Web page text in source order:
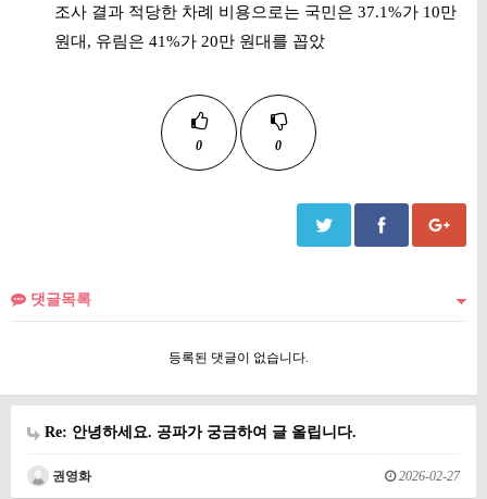
조사 결과 적당한 차례 비용으로는 국민은 37.1%가 10만
원대, 유림은 41%가 20만 원대를 꼽았
0 0
댓글목록
등록된 댓글이 없습니다.
Re: 안녕하세요. 공파가 궁금하여 글 올립니다.
권영화 2026-02-27